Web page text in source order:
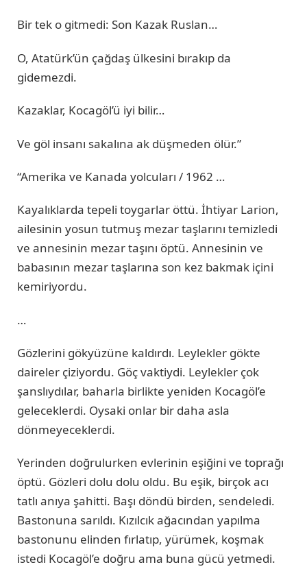
Bir tek o gitmedi: Son Kazak Ruslan…
O, Atatürk’ün çağdaş ülkesini bırakıp da
gidemezdi.
Kazaklar, Kocagöl’ü iyi bilir…
Ve göl insanı sakalına ak düşmeden ölür.”
“Amerika ve Kanada yolcuları / 1962 …
Kayalıklarda tepeli toygarlar öttü. İhtiyar Larion,
ailesinin yosun tutmuş mezar taşlarını temizledi
ve annesinin mezar taşını öptü. Annesinin ve
babasının mezar taşlarına son kez bakmak içini
kemiriyordu.
…
Gözlerini gökyüzüne kaldırdı. Leylekler gökte
daireler çiziyordu. Göç vaktiydi. Leylekler çok
şanslıydılar, baharla birlikte yeniden Kocagöl’e
geleceklerdi. Oysaki onlar bir daha asla
dönmeyeceklerdi.
Yerinden doğrulurken evlerinin eşiğini ve toprağı
öptü. Gözleri dolu dolu oldu. Bu eşik, birçok acı
tatlı anıya şahitti. Başı döndü birden, sendeledi.
Bastonuna sarıldı. Kızılcık ağacından yapılma
bastonunu elinden fırlatıp, yürümek, koşmak
istedi Kocagöl’e doğru ama buna gücü yetmedi.